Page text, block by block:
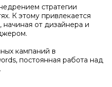
стратегии
К этому привлекается
от дизайнера и
кампаний в
постоянная работа над